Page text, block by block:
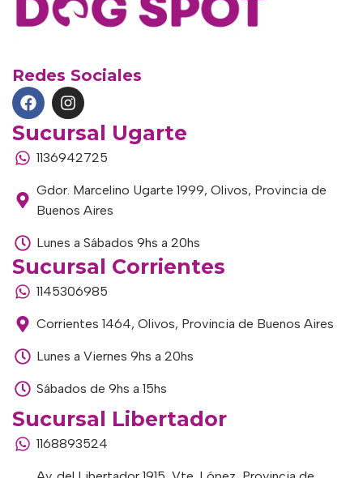
Redes Sociales
Sucursal Ugarte
1136942725
Gdor. Marcelino Ugarte 1999, Olivos, Provincia de
Buenos Aires
Lunes a Sábados 9hs a 20hs
Sucursal Corrientes
1145306985
Corrientes 1464, Olivos, Provincia de Buenos Aires
Lunes a Viernes 9hs a 20hs
Sábados de 9hs a 15hs
Sucursal Libertador
1168893524